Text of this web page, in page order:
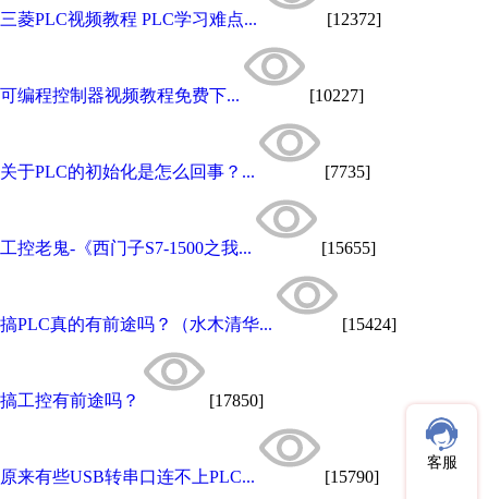
三菱PLC视频教程 PLC学习难点... [12372]
可编程控制器视频教程免费下... [10227]
关于PLC的初始化是怎么回事？... [7735]
工控老鬼-《西门子S7-1500之我... [15655]
搞PLC真的有前途吗？（水木清华... [15424]
搞工控有前途吗？ [17850]
原来有些USB转串口连不上PLC... [15790]
客服